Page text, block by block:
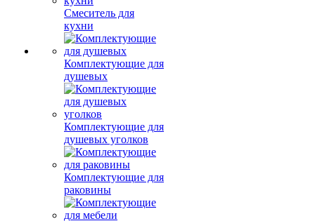
Смеситель для
кухни
Комплектующие для
душевых
Комплектующие для
душевых уголков
Комплектующие для
раковины